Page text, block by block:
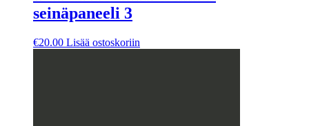
seinäpaneeli 3
€20.00 Lisää ostoskoriin